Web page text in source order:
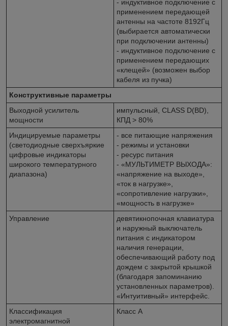
- индуктивное подключение с
применением передающей
антенны на частоте 8192Гц
(выбирается автоматически
при подключении антенны)
- индуктивное подключение с
применением передающих
«клещей» (возможен выбор
кабеля из пучка)
Конструктивные параметры
Выходной усилитель
мощности
импульсный, CLASS D(BD),
КПД > 80%
Индицируемые параметры
(светодиодные сверхъяркие
цифровые индикаторы
широкого температурного
диапазона)
- все питающие напряжения
- режимы и установки
- ресурс питания
- «МУЛЬТИМЕТР ВЫХОДА»:
«напряжение на выходе»,
«ток в нагрузке»,
«сопротивление нагрузки»,
«мощность в нагрузке»
Управление
девятикнопочная клавиатура
и наружный выключатель
питания с индикатором
наличия генерации,
обеспечивающий работу под
дождем с закрытой крышкой
(благодаря запоминанию
установленных параметров).
«Интуитивный» интерфейс.
Классификация
электромагнитной
Класс А